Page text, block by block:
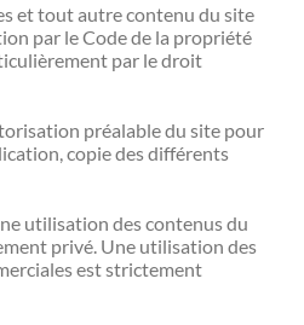
et tout autre contenu du site
par le Code de la propriété
par le droit
préalable du site pour
copie des différents
utilisation des contenus du
privé. Une utilisation des
est strictement